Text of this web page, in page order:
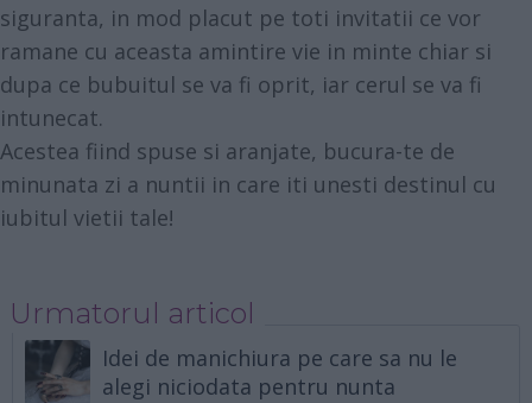
siguranta, in mod placut pe toti invitatii ce vor
ramane cu aceasta amintire vie in minte chiar si
dupa ce bubuitul se va fi oprit, iar cerul se va fi
intunecat.
Acestea fiind spuse si aranjate, bucura-te de
minunata zi a nuntii in care iti unesti destinul cu
iubitul vietii tale!
Urmatorul articol
Idei de manichiura pe care sa nu le
alegi niciodata pentru nunta